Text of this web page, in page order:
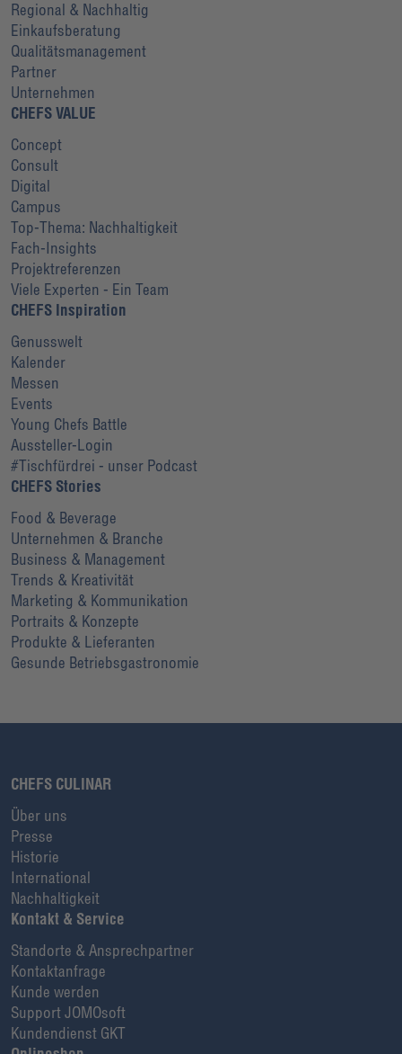
Regional & Nachhaltig
Einkaufsberatung
Qualitätsmanagement
Partner
Unternehmen
CHEFS VALUE
Concept
Consult
Digital
Campus
Top-Thema: Nachhaltigkeit
Fach-Insights
Projektreferenzen
Viele Experten - Ein Team
CHEFS Inspiration
Genusswelt
Kalender
Messen
Events
Young Chefs Battle
Aussteller-Login
#Tischfürdrei - unser Podcast
CHEFS Stories
Food & Beverage
Unternehmen & Branche
Business & Management
Trends & Kreativität
Marketing & Kommunikation
Portraits & Konzepte
Produkte & Lieferanten
Gesunde Betriebsgastronomie
CHEFS CULINAR
Über uns
Presse
Historie
International
Nachhaltigkeit
Kontakt & Service
Standorte & Ansprechpartner
Kontaktanfrage
Kunde werden
Support JOMOsoft
Kundendienst GKT